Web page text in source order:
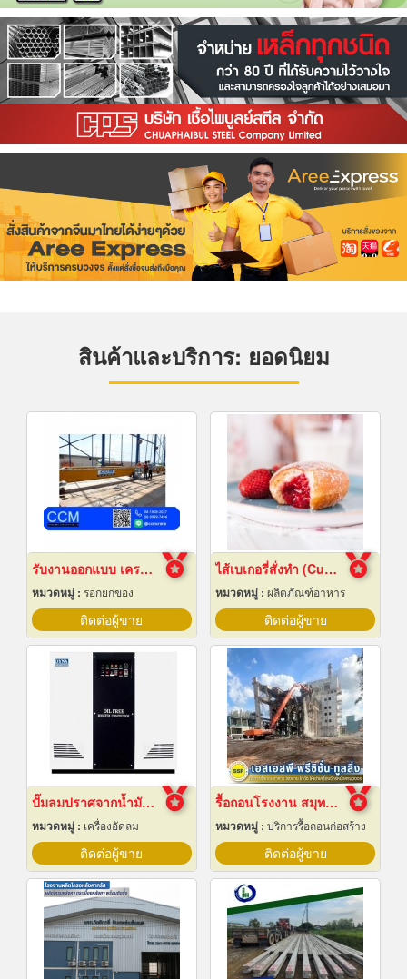
สินค้าและบริการ: ยอดนิยม
รับงานออกแบบ เครนโรงงาน
หมวดหมู่ : รอกยกของ
ติดต่อผู้ขาย
ไส้เบเกอรี่สั่งทำ (Custom bakery fillings)
หมวดหมู่ : ผลิตภัณฑ์อาหาร
ติดต่อผู้ขาย
ปั๊มลมปราศจากน้ำมันแบบบูสเตอร์
หมวดหมู่ : เครื่องอัดลม
ติดต่อผู้ขาย
รื้อถอนโรงงาน สมุทรปราการ
หมวดหมู่ : บริการรื้อถอนก่อสร้าง
ติดต่อผู้ขาย